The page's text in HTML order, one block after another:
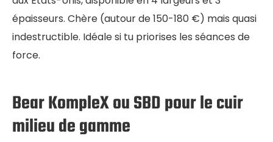
épaisseurs. Chère (autour de 150-180 €) mais quasi
indestructible. Idéale si tu priorises les séances de
force.
Bear KompleX ou SBD pour le cuir
milieu de gamme